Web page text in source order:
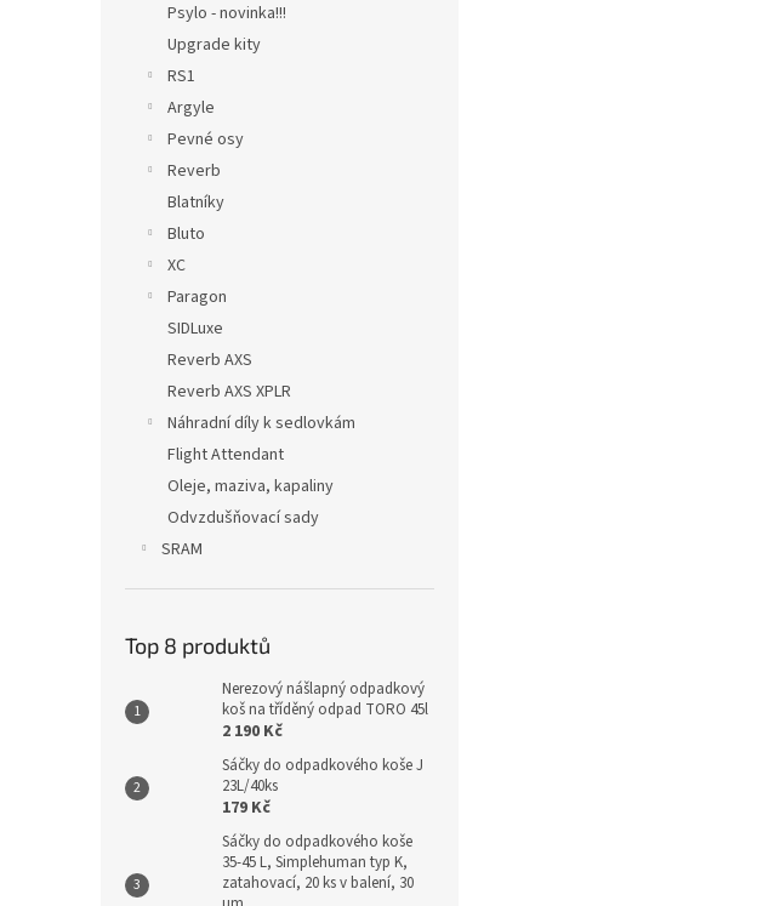
Psylo - novinka!!!
Upgrade kity
RS1
Argyle
Pevné osy
Reverb
Blatníky
Bluto
XC
Paragon
SIDLuxe
Reverb AXS
Reverb AXS XPLR
Náhradní díly k sedlovkám
Flight Attendant
Oleje, maziva, kapaliny
Odvzdušňovací sady
SRAM
Top 8 produktů
Nerezový nášlapný odpadkový
koš na tříděný odpad TORO 45l
2 190 Kč
Sáčky do odpadkového koše J
23L/40ks
179 Kč
Sáčky do odpadkového koše
35-45 L, Simplehuman typ K,
zatahovací, 20 ks v balení, 30